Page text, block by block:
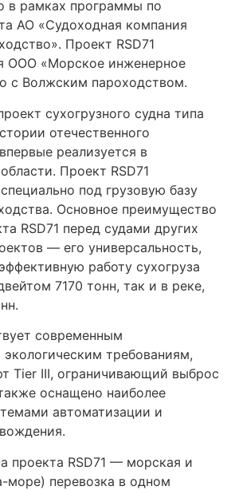
в рамках программы по
АО «Судоходная компания
Проект RSD71
ООО «Морское инженерное
с Волжским пароходством.
сухогрузного судна типа
отечественного
реализуется в
Проект RSD71
под грузовую базу
Основное преимущество
RSD71 перед судами других
— его универсальность,
работу сухогруза
7170 тонн, так и в реке,
современным
требованиям,
Tier III, ограничивающий выброс
оснащено наиболее
автоматизации и
проекта RSD71 — морская и
море) перевозка в одном